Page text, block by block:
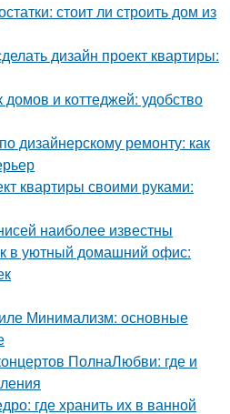
стоит ли строить дом из
дизайн проект квартиры:
и коттеджей: удобство
дизайнерскому ремонту: как
квартиры своими руками:
наиболее известны
в уютный домашний офис:
Минимализм: основные
ПолнаЛюбви: где и
где хранить их в ванной